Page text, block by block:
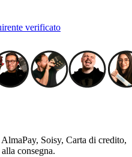
verificato
Soisy, Carta di credito,
consegna.